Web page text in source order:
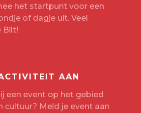
het startpunt voor een
of dagje uit. Veel
Bilt!
AAN
een event op het gebied
cultuur? Meld je event aan